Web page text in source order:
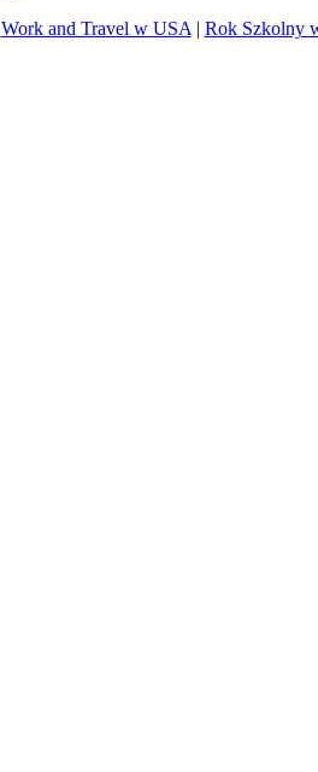
Work and Travel w USA | Rok Szkolny